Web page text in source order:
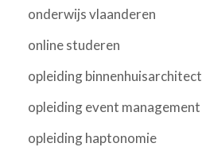
onderwijs vlaanderen
online studeren
opleiding binnenhuisarchitect
opleiding event management
opleiding haptonomie